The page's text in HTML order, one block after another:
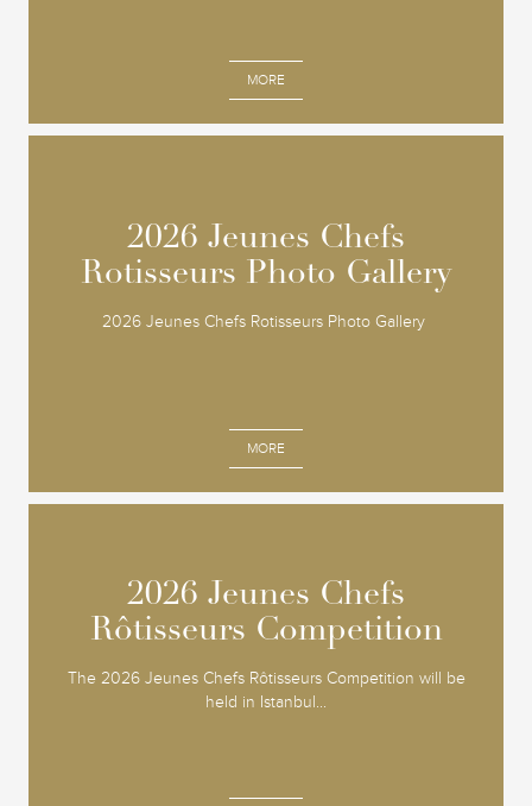
MORE
2026 Jeunes Chefs
Rotisseurs Photo Gallery
2026 Jeunes Chefs Rotisseurs Photo Gallery
MORE
2026 Jeunes Chefs
Rotisseurs Photo Gallery
2026 Jeunes Chefs
Rôtisseurs Competition
The 2026 Jeunes Chefs Rôtisseurs Competition will be
held in Istanbul...
2026 Jeunes Chefs
Rôtisseurs Competition